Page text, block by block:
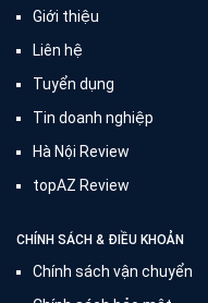
Giới thiệu
Liên hệ
Tuyển dụng
Tin doanh nghiệp
Hà Nội Review
topAZ Review
CHÍNH SÁCH & ĐIỀU KHOẢN
Chính sách vận chuyển